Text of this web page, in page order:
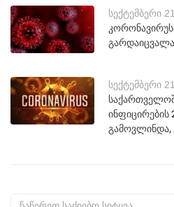
სექტემბერი
გარდაიცვალა
სექტემბერი
ინფიცირების
გამოვლინდა,